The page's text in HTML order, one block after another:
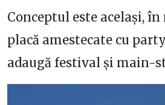
Conceptul este același, în
placă amestecate cu
adaugă festival și main-